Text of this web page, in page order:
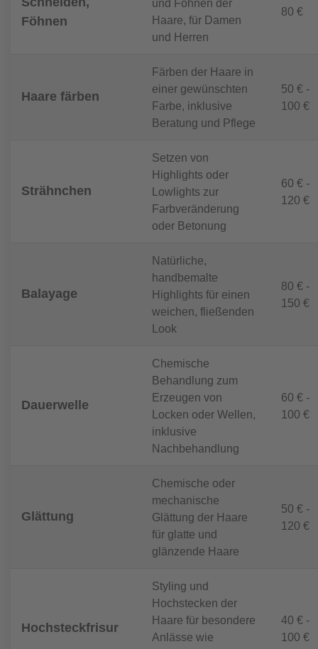
Föhnen
und Föhnen der
Haare, für Damen
und Herren
80 €
Haare färben
Färben der Haare in
einer gewünschten
Farbe, inklusive
Beratung und Pflege
50 € -
100 €
Strähnchen
Setzen von
Highlights oder
Lowlights zur
Farbveränderung
oder Betonung
60 € -
120 €
Balayage
Natürliche,
handbemalte
Highlights für einen
weichen, fließenden
Look
80 € -
150 €
Dauerwelle
Chemische
Behandlung zum
Erzeugen von
Locken oder Wellen,
inklusive
Nachbehandlung
60 € -
100 €
Glättung
Chemische oder
mechanische
Glättung der Haare
für glatte und
glänzende Haare
50 € -
120 €
Hochsteckfrisur
Styling und
Hochstecken der
Haare für besondere
Anlässe wie
40 € -
100 €